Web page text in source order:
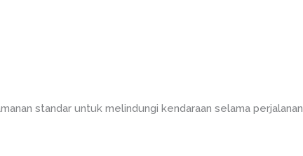
standar untuk melindungi kendaraan selama